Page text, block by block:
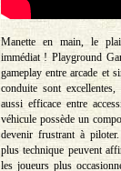
Manette en main, le
immédiat ! Playground
gameplay entre arcade et
conduite sont
aussi efficace entre
véhicule possède un
devenir frustrant à
plus technique peuvent
les joueurs plus